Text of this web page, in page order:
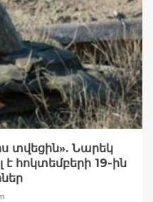
տվեցին». Նարեկ
հոկտեմբերի 19-ին